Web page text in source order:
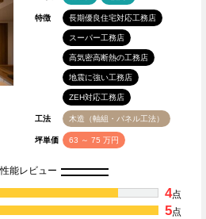
特徴 長期優良住宅対応工務店
スーパー工務店
高気密高断熱の工務店
地震に強い工務店
ZEH対応工務店
工法 木造（軸組・パネル工法）
坪単価 63 ～ 75 万円
性能レビュー
4点
5点